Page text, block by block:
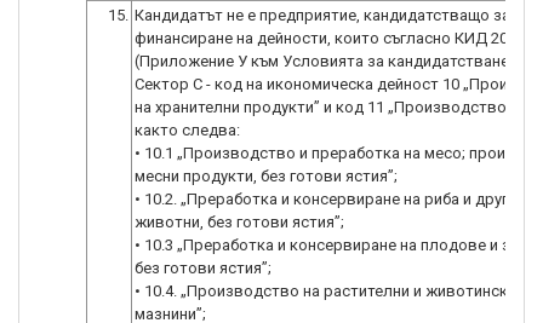
15. Кандидатът не е предприятие, кандидатстващо за
финансиране на дейности, които съгласно КИД 2008
(Приложение У към Условията за кандидатстване)
Сектор С - код на икономическа дейност 10
на хранителни продукти” и код 11 „Производство на
както следва:
• 10.1 „Производство и преработка на месо;
месни продукти, без готови ястия”;
• 10.2. „Преработка и консервиране на риба и други
животни, без готови ястия”;
• 10.3 „Преработка и консервиране на плодове и
без готови ястия”;
• 10.4. „Производство на растителни и животински
мазнини”;